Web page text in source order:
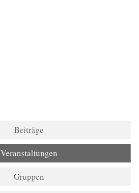
Beiträge
Veranstaltungen
Gruppen